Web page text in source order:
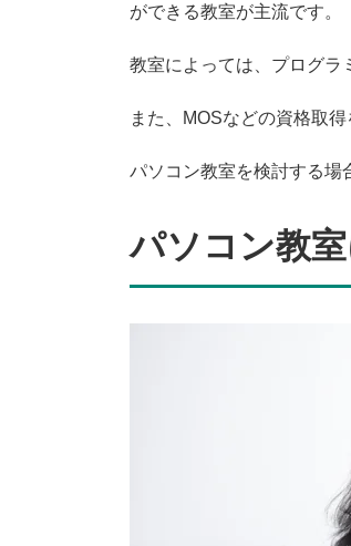
ができる教室が主流です。
教室によっては、プログラ
また、MOSなどの資格取
パソコン教室を検討する場
パソコン教